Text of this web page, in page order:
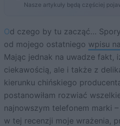
Nasze artykuły będą częściej
Od czego by tu zacząć… Spory kawałek czasu upłynął
od mojego ostatniego wpisu
Mając jednak na uwadze fakt,
ciekawością, ale i także z
kierunku chińskiego
postanowiłam rozwiać
najnowszym telefonem marki –
w tej recenzji moje wrażenia,